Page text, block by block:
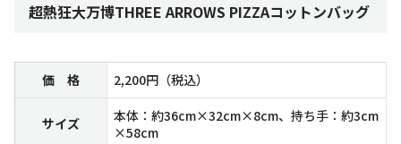
超熱狂大万博THREE ARROWS PIZZAコットンバッグ
価 格 2,200円（税込）
サイズ
本体：約36cm×32cm×8cm、持ち手：約3cm
×58cm